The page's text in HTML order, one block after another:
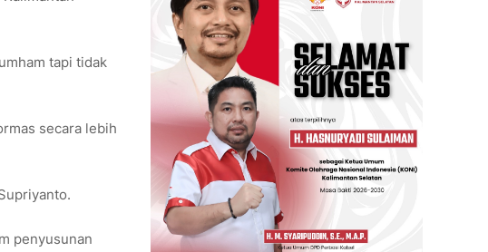
tapi tidak
secara lebih
penyusunan